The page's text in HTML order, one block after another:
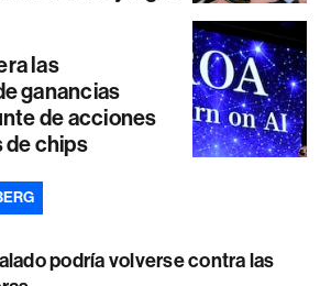
las
ganancias
de acciones
de chips
podría volverse contra las